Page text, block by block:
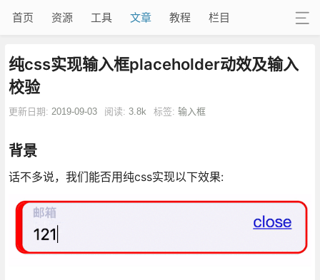
首页 资源 工具 文章 教程 栏目
纯css实现输入框placeholder动效及输入
校验
更新日期: 2019-09-03 阅读: 3.8k 标签: 输入框
背景
话不多说，我们能否用纯css实现以下效果: